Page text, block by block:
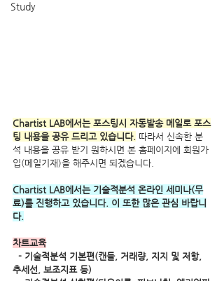
Study
Chartist LAB에서는 포스팅시 자동발송 메일로 포스
팅 내용을 공유 드리고 있습니다. 따라서 신속한 분
석 내용을 공유 받기 원하시면 본 홈페이지에 회원가
입(메일기재)을 해주시면 되겠습니다.
Chartist LAB에서는 기술적분석 온라인 세미나(무
료)를 진행하고 있습니다. 이 또한 많은 관심 바랍니
다.
차트교육
추세선, 보조지표 등)